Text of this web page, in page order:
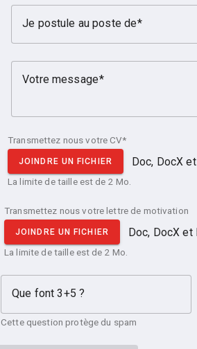
Je postule au poste de
Votre message
Transmettez nous votre CV*
JOINDRE UN FICHIER Doc, DocX
La limite de taille est de 2 Mo.
Transmettez nous votre lettre de motivation
JOINDRE UN FICHIER Doc, DocX et
La limite de taille est de 2 Mo.
Que font 3+5 ?
Cette question protège du spam